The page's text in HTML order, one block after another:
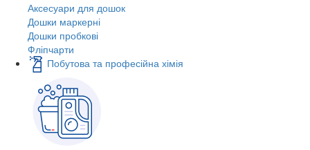
Аксесуари для дошок
Дошки маркерні
Дошки пробкові
Фліпчарти
Побутова та професійна хімія